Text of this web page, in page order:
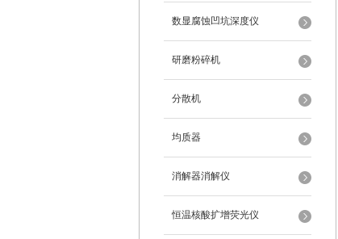
数显腐蚀凹坑深度仪
研磨粉碎机
分散机
均质器
消解器消解仪
恒温核酸扩增荧光仪